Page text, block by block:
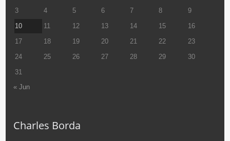
3
4 5 6 7 8
9
10
11 12 13 14 15
16
17
18 19 20 21 22
23
24
25 26 27 28 29
30
31
« Jun
Charles Borda